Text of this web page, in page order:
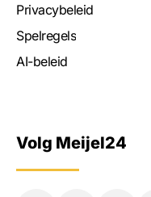
Privacybeleid
Spelregels
AI-beleid
Volg Meijel24